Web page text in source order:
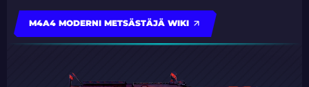
M4A4 MODERNI METSÄSTÄJÄ WIKI